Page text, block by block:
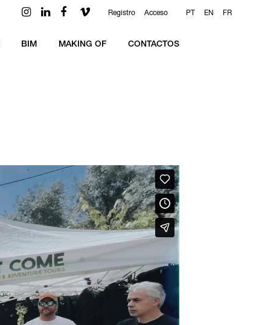
Registro Acceso PT EN FR
BIM MAKING OF CONTACTOS